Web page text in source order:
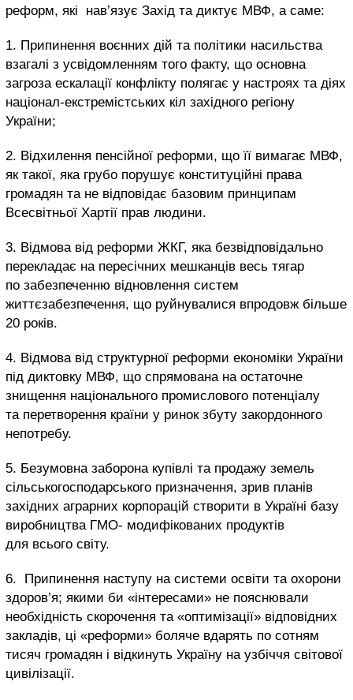
реформ, які нав’язує Захід та диктує МВФ, а саме:
1. Припинення воєнних дій та політики насильства
взагалі з усвідомленням того факту, що основна
загроза ескалації конфлікту полягає у настроях та діях
націонал-екстремістських кіл західного регіону
України;
2. Відхилення пенсійної реформи, що її вимагає МВФ,
як такої, яка грубо порушує конституційні права
громадян та не відповідає базовим принципам
Всесвітньої Хартії прав людини.
3. Відмова від реформи ЖКГ, яка безвідповідально
перекладає на пересічних мешканців весь тягар
по забезпеченню відновлення систем
життєзабезпечення, що руйнувалися впродовж більше
20 років.
4. Відмова від структурної реформи економіки України
під диктовку МВФ, що спрямована на остаточне
знищення національного промислового потенціалу
та перетворення країни у ринок збуту закордонного
непотребу.
5. Безумовна заборона купівлі та продажу земель
сільськогосподарського призначення, зрив планів
західних аграрних корпорацій створити в Україні базу
виробництва ГМО- модифікованих продуктів
для всього світу.
6. Припинення наступу на системи освіти та охорони
здоров’я; якими би «інтересами» не пояснювали
необхідність скорочення та «оптимізації» відповідних
закладів, ці «реформи» боляче вдарять по сотням
тисяч громадян і відкинуть Україну на узбіччя світової
цивілізації.